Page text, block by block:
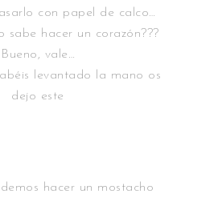
con papel de calco…
sabe hacer un corazón???
Bueno, vale…
levantado la mano os
dejo este
hacer un mostacho